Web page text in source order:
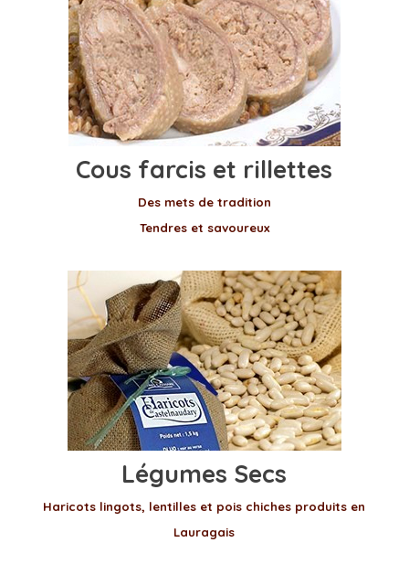
Cous farcis et rillettes
Des mets de tradition
Tendres et savoureux
Légumes Secs
Haricots lingots, lentilles et pois chiches produits en
Lauragais